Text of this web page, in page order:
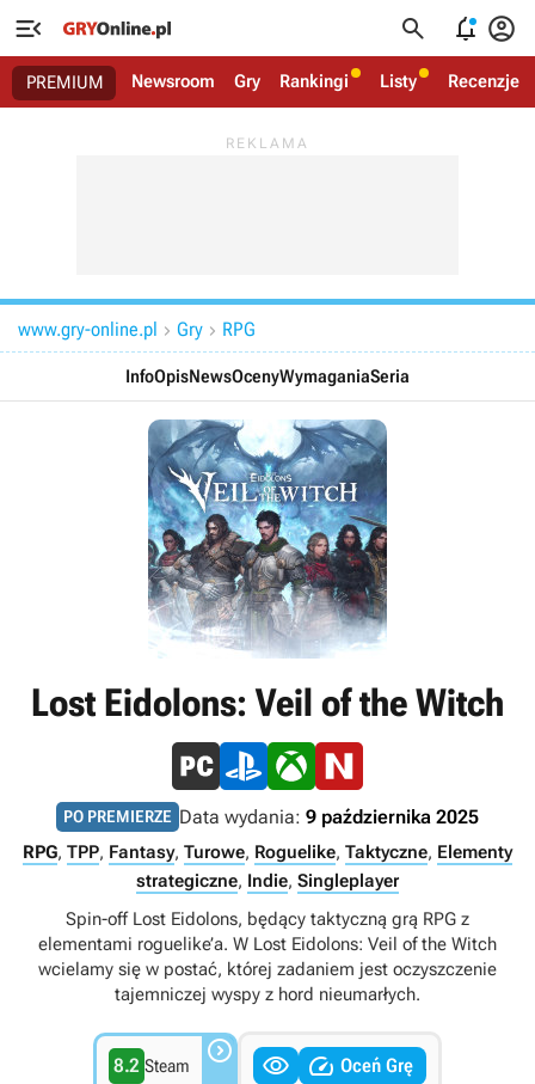
   
PREMIUM Newsroom Gry Rankingi Listy Recenzje
www.gry-online.pl  Gry  RPG
InfoOpisNewsOcenyWymaganiaSeria
Lost Eidolons: Veil of the Witch
PO PREMIERZE Data wydania: 9 października 2025
RPG, TPP, Fantasy, Turowe, Roguelike, Taktyczne, Elementy
strategiczne, Indie, Singleplayer
Spin-off Lost Eidolons, będący taktyczną grą RPG z
elementami roguelike’a. W Lost Eidolons: Veil of the Witch
wcielamy się w postać, której zadaniem jest oczyszczenie
tajemniczej wyspy z hord nieumarłych.
8.2 Steam    Oceń Grę